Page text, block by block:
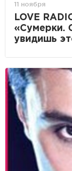
11 ноября
LOVE
«Сумерки.
увидишь